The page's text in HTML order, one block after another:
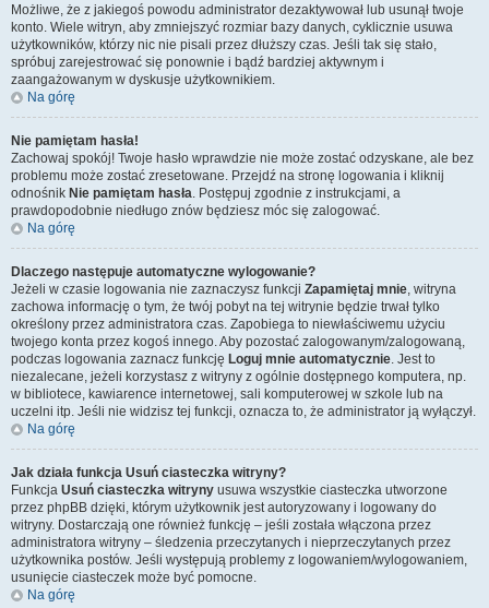
Możliwe, że z jakiegoś powodu administrator dezaktywował lub usunął twoje
konto. Wiele witryn, aby zmniejszyć rozmiar bazy danych, cyklicznie usuwa
użytkowników, którzy nic nie pisali przez dłuższy czas. Jeśli tak się stało,
spróbuj zarejestrować się ponownie i bądź bardziej aktywnym i
zaangażowanym w dyskusje użytkownikiem.
Na górę
Nie pamiętam hasła!
Zachowaj spokój! Twoje hasło wprawdzie nie może zostać odzyskane, ale bez
problemu może zostać zresetowane. Przejdź na stronę logowania i kliknij
odnośnik Nie pamiętam hasła. Postępuj zgodnie z instrukcjami, a
prawdopodobnie niedługo znów będziesz móc się zalogować.
Na górę
Dlaczego następuje automatyczne wylogowanie?
Jeżeli w czasie logowania nie zaznaczysz funkcji Zapamiętaj mnie, witryna
zachowa informację o tym, że twój pobyt na tej witrynie będzie trwał tylko
określony przez administratora czas. Zapobiega to niewłaściwemu użyciu
twojego konta przez kogoś innego. Aby pozostać zalogowanym/zalogowaną,
podczas logowania zaznacz funkcję Loguj mnie automatycznie. Jest to
niezalecane, jeżeli korzystasz z witryny z ogólnie dostępnego komputera, np.
w bibliotece, kawiarence internetowej, sali komputerowej w szkole lub na
uczelni itp. Jeśli nie widzisz tej funkcji, oznacza to, że administrator ją wyłączył.
Na górę
Jak działa funkcja Usuń ciasteczka witryny?
Funkcja Usuń ciasteczka witryny usuwa wszystkie ciasteczka utworzone
przez phpBB dzięki, którym użytkownik jest autoryzowany i logowany do
witryny. Dostarczają one również funkcję – jeśli została włączona przez
administratora witryny – śledzenia przeczytanych i nieprzeczytanych przez
użytkownika postów. Jeśli występują problemy z logowaniem/wylogowaniem,
usunięcie ciasteczek może być pomocne.
Na górę